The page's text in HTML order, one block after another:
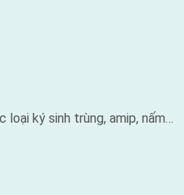
loại ký sinh trùng, amip, nấm…